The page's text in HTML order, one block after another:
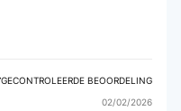
GECONTROLEERDE BEOORDELING
02/02/2026